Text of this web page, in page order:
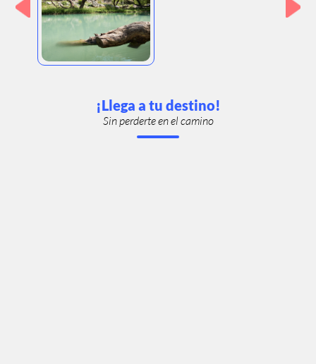
¡Llega a tu destino!
Sin perderte en el camino